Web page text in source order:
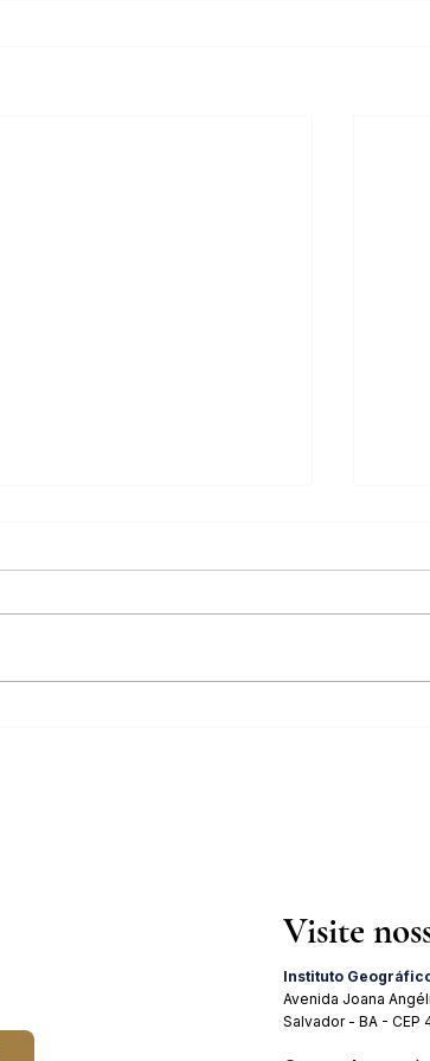
Visite
Instituto
Avenida Joana
Salvador - BA - CEP